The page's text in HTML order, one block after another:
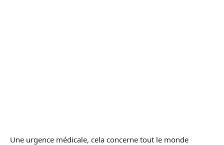
Une urgence médicale, cela concerne tout le monde